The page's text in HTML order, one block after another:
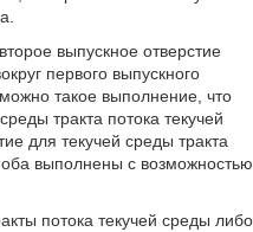
выпускное отверстие
первого выпускного
такое выполнение, что
тракта потока текучей
для текучей среды тракта
оба выполнены с возможностью
потока текучей среды либо